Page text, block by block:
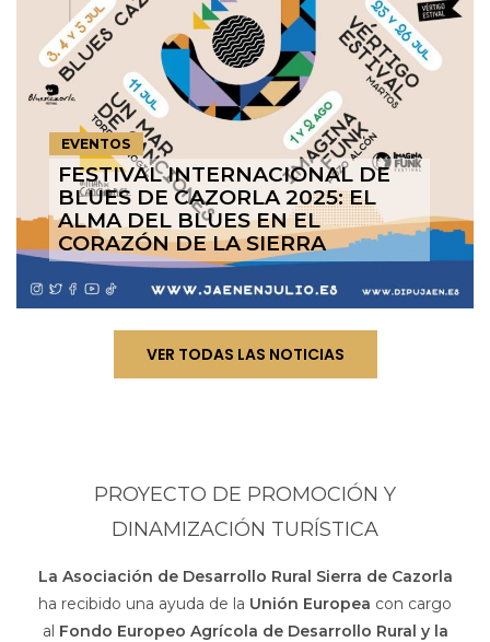
EVENTOS
FESTIVAL INTERNACIONAL DE
BLUES DE CAZORLA 2025: EL
ALMA DEL BLUES EN EL
CORAZÓN DE LA SIERRA
VER TODAS LAS NOTICIAS
PROYECTO DE PROMOCIÓN Y
DINAMIZACIÓN TURÍSTICA
La Asociación de Desarrollo Rural Sierra de Cazorla
ha recibido una ayuda de la Unión Europea con cargo
al Fondo Europeo Agrícola de Desarrollo Rural y la